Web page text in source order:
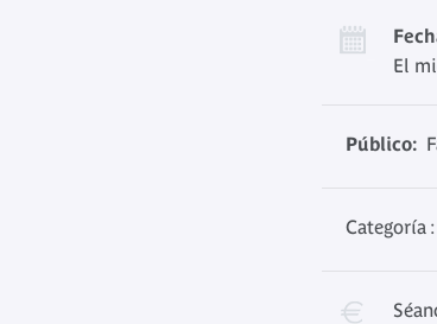
El
Público:
Categoría